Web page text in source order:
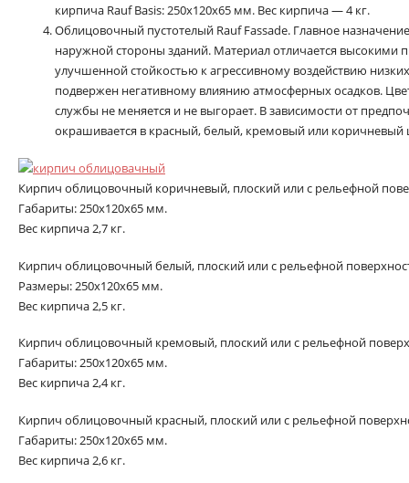
кирпича Rauf Basis: 250x120x65 мм. Вес кирпича — 4 кг.
Облицовочный пустотелый Rauf Fassade. Главное
наружной стороны зданий. Материал отличается высокими
улучшенной стойкостью к агрессивному воздействию
подвержен негативному влиянию атмосферных осадков.
службы не меняется и не выгорает. В зависимости от
окрашивается в красный, белый, кремовый или коричневый
Кирпич облицовочный коричневый, плоский или с рельефной
Габариты: 250x120x65 мм.
Вес кирпича 2,7 кг.
Кирпич облицовочный белый, плоский или с рельефной
Размеры: 250x120x65 мм.
Вес кирпича 2,5 кг.
Кирпич облицовочный кремовый, плоский или с рельефной
Габариты: 250x120x65 мм.
Вес кирпича 2,4 кг.
Кирпич облицовочный красный, плоский или с рельефной
Габариты: 250x120x65 мм.
Вес кирпича 2,6 кг.